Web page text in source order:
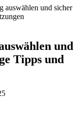
auswählen und sicher
und
Tipps und